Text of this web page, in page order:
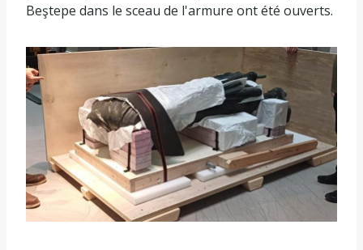
Beştepe dans le sceau de l'armure ont été ouverts.